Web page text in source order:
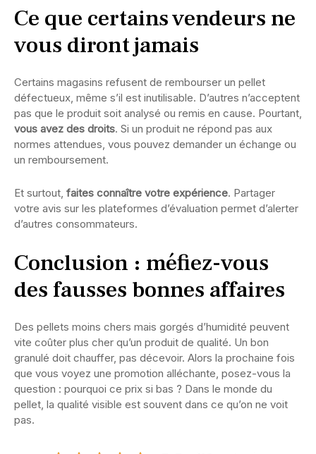
Ce que certains vendeurs ne
vous diront jamais
Certains magasins refusent de rembourser un pellet
défectueux, même s’il est inutilisable. D’autres n’acceptent
pas que le produit soit analysé ou remis en cause. Pourtant,
vous avez des droits. Si un produit ne répond pas aux
normes attendues, vous pouvez demander un échange ou
un remboursement.
Et surtout, faites connaître votre expérience. Partager
votre avis sur les plateformes d’évaluation permet d’alerter
d’autres consommateurs.
Conclusion : méfiez-vous
des fausses bonnes affaires
Des pellets moins chers mais gorgés d’humidité peuvent
vite coûter plus cher qu’un produit de qualité. Un bon
granulé doit chauffer, pas décevoir. Alors la prochaine fois
que vous voyez une promotion alléchante, posez-vous la
question : pourquoi ce prix si bas ? Dans le monde du
pellet, la qualité visible est souvent dans ce qu’on ne voit
pas.